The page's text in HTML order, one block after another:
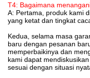
T4: Bagaimana
A: Pertama, produk kami
yang ketat dan tingkat
Kedua, selama masa
baru dengan pesanan
memperbaikinya dan
kami dapat
sesuai dengan situasi